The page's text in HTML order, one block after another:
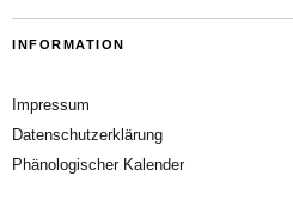
INFORMATION
Impressum
Datenschutzerklärung
Phänologischer Kalender